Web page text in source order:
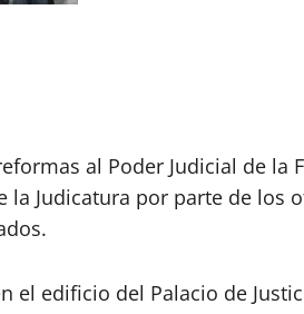
al Poder Judicial de la
la Judicatura por parte de los
edificio del Palacio de